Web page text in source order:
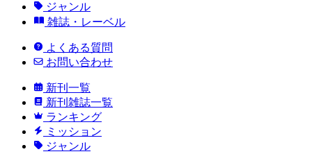
ジャンル
雑誌・レーベル
よくある質問
お問い合わせ
新刊一覧
新刊雑誌一覧
ランキング
ミッション
ジャンル